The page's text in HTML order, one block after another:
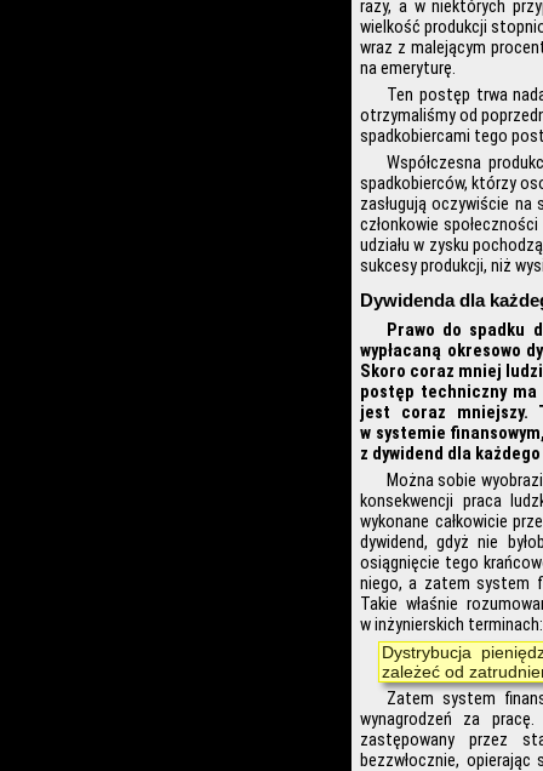
razy, a w niektórych
wielkość produkcji
wraz z malejącym
na emeryturę.
Ten postęp trwa
otrzymaliśmy od
spadkobiercami tego
Współczesna
spadkobierców, którzy
zasługują oczywiście na
członkowie
udziału w zysku
sukcesy produkcji, niż
Dywidenda dla
Prawo do spadku
wypłacaną okresowo
Skoro coraz mniej
postęp techniczny ma
jest coraz mniejszy.
w systemie
z dywidend dla
Można sobie
konsekwencji praca
wykonane całkowicie
dywidend, gdyż nie
osiągnięcie tego
niego, a zatem system
Takie właśnie
w inżynierskich terminach:
Dystrybucja
zależeć od
Zatem system
wynagrodzeń za
zastępowany przez
bezzwłocznie,